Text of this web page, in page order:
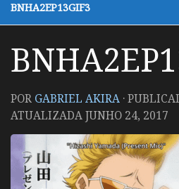
BNHA2EP13GIF3
POR GABRIEL AKIRA ·
ATUALIZADAJUNHO 24, 2017